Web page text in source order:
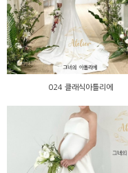
024 클래식아틀리에